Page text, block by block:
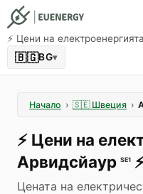
⚡️ Цени на
🇧🇬BG▾
Начало › 🇸🇪 Швеция ›
⚡️ Цени на
Арвидсйаур SE1
Цената на